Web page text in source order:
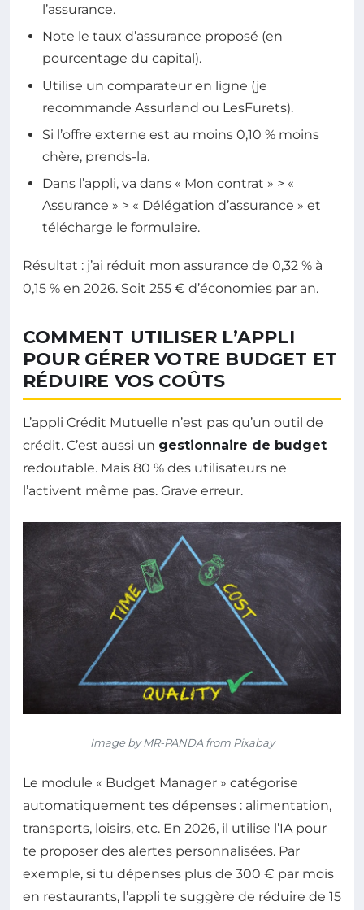
l’assurance.
Note le taux d’assurance proposé (en
pourcentage du capital).
Utilise un comparateur en ligne (je
recommande Assurland ou LesFurets).
Si l’offre externe est au moins 0,10 % moins
chère, prends-la.
Dans l’appli, va dans « Mon contrat » > «
Assurance » > « Délégation d’assurance » et
télécharge le formulaire.
Résultat : j’ai réduit mon assurance de 0,32 % à
0,15 % en 2026. Soit 255 € d’économies par an.
COMMENT UTILISER L’APPLI
POUR GÉRER VOTRE BUDGET ET
RÉDUIRE VOS COÛTS
L’appli Crédit Mutuelle n’est pas qu’un outil de
crédit. C’est aussi un gestionnaire de budget
redoutable. Mais 80 % des utilisateurs ne
l’activent même pas. Grave erreur.
Image by MR-PANDA from Pixabay
Le module « Budget Manager » catégorise
automatiquement tes dépenses : alimentation,
transports, loisirs, etc. En 2026, il utilise l’IA pour
te proposer des alertes personnalisées. Par
exemple, si tu dépenses plus de 300 € par mois
en restaurants, l’appli te suggère de réduire de 15